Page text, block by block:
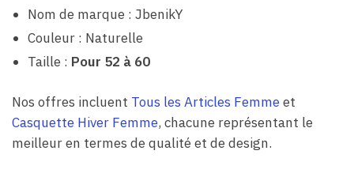
Nom de marque : JbenikY
Couleur : Naturelle
Taille : Pour 52 à 60
Nos offres incluent Tous les Articles Femmeet
Casquette Hiver Femme, chacune représentant le
meilleur en termes de qualité et de design.